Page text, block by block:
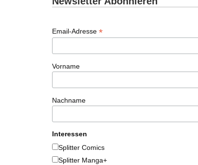
Email-Adresse *
Vorname
Nachname
Interessen
Splitter Comics
Splitter Manga+